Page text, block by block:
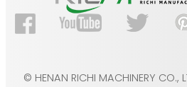
© HENAN RICHI MACHINERY